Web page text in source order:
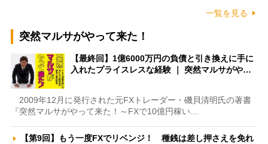
一覧を見る
突然マルサがやって来た！
【最終回】1億6000万円の負債と引き換えに手に
入れたプライスレスな経験 ｜ 突然マルサがや…
2009年12月に発行された元FXトレーダー・磯貝清明氏の著書
『突然マルサがやって来た！～FXで10億円稼い…
【第9回】もう一度FXでリベンジ！ 種銭は差し押さえを免れ